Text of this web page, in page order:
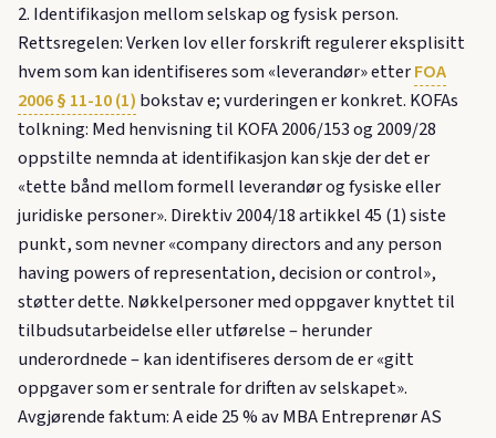
2. Identifikasjon mellom selskap og fysisk person.
Rettsregelen: Verken lov eller forskrift regulerer eksplisitt
hvem som kan identifiseres som «leverandør» etterFOA
2006 § 11-10 (1) bokstav e; vurderingen er konkret. KOFAs
tolkning: Med henvisning til KOFA 2006/153 og 2009/28
oppstilte nemnda at identifikasjon kan skje der det er
«tette bånd mellom formell leverandør og fysiske eller
juridiske personer». Direktiv 2004/18 artikkel 45 (1) siste
punkt, som nevner «company directors and any person
having powers of representation, decision or control»,
støtter dette. Nøkkelpersoner med oppgaver knyttet til
tilbudsutarbeidelse eller utførelse – herunder
underordnede – kan identifiseres dersom de er «gitt
oppgaver som er sentrale for driften av selskapet».
Avgjørende faktum: A eide 25 % av MBA Entreprenør AS